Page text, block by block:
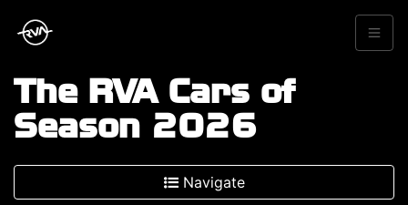
The RVA Cars of
Season 2026
Navigate